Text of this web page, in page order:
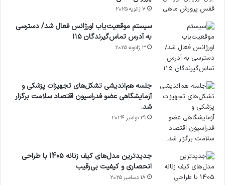
7 ژانویه 2025
سیستم موقعیت‌یاب اورژانس فعال شد/ دسترسی
به آدرس تماس‌گیرندگان ۱۱۵
3 ژانویه 2025
جلسه هم‌اندیشی تشکل‌های تجهیزات پزشکی و
آزمایشگاهی عضو فدراسیون اقتصاد سلامت برگزار
شد.
29 نوامبر 2024
جدیدترین مدل‌های کیف زنانه 1405 با طراحی
انحصاری و کیفیت بی‌رقیب
18 دسامبر 2025